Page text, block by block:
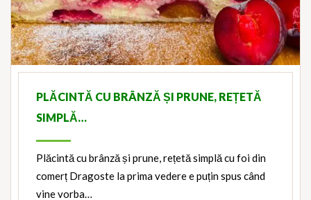
PLĂCINTĂ CU BRÂNZĂ ȘI PRUNE, REȚETĂ
SIMPLĂ…
Plăcintă cu brânză și prune, rețetă simplă cu foi din
comerț Dragoste la prima vedere e puțin spus când
vine vorba…